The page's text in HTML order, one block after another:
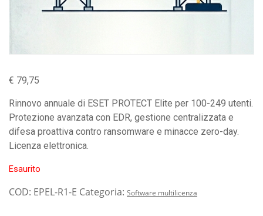
€ 79,75
Rinnovo annuale di ESET PROTECT Elite per 100-249 utenti.
Protezione avanzata con EDR, gestione centralizzata e
difesa proattiva contro ransomware e minacce zero-day.
Licenza elettronica.
Esaurito
COD: EPEL-R1-E Categoria: Software multilicenza